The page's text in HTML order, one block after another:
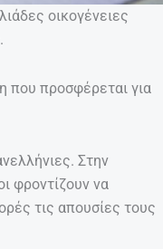
οικογένειες
που προσφέρεται για
Στην
φροντίζουν να
τις απουσίες τους